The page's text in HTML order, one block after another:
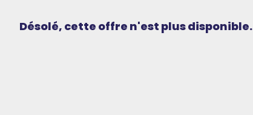
Désolé, cette offre n'est plus disponible.